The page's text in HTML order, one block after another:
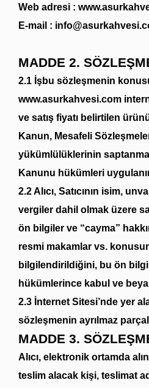
Web adresi :
E-mail :
MADDE 2.
2.1 İşbu sözleşmenin
www.asurkahvesi.com
ve satış fiyatı belirtilen
Kanun, Mesafeli
yükümlülüklerinin
Kanunu hükümleri
2.2 Alıcı, Satıcının isim,
vergiler dahil olmak üzere
ön bilgiler ve “cayma”
resmi makamlar vs.
bilgilendirildiğini, bu ön
hükümlerince kabul ve
2.3 İnternet Sitesi’nde yer
sözleşmenin ayrılmaz
MADDE 3.
Alıcı, elektronik ortamda
teslim alacak kişi, teslimat